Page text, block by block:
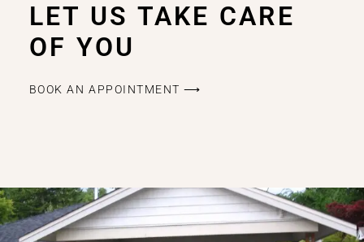
LET US TAKE CARE
OF YOU
BOOK AN APPOINTMENT ⟶